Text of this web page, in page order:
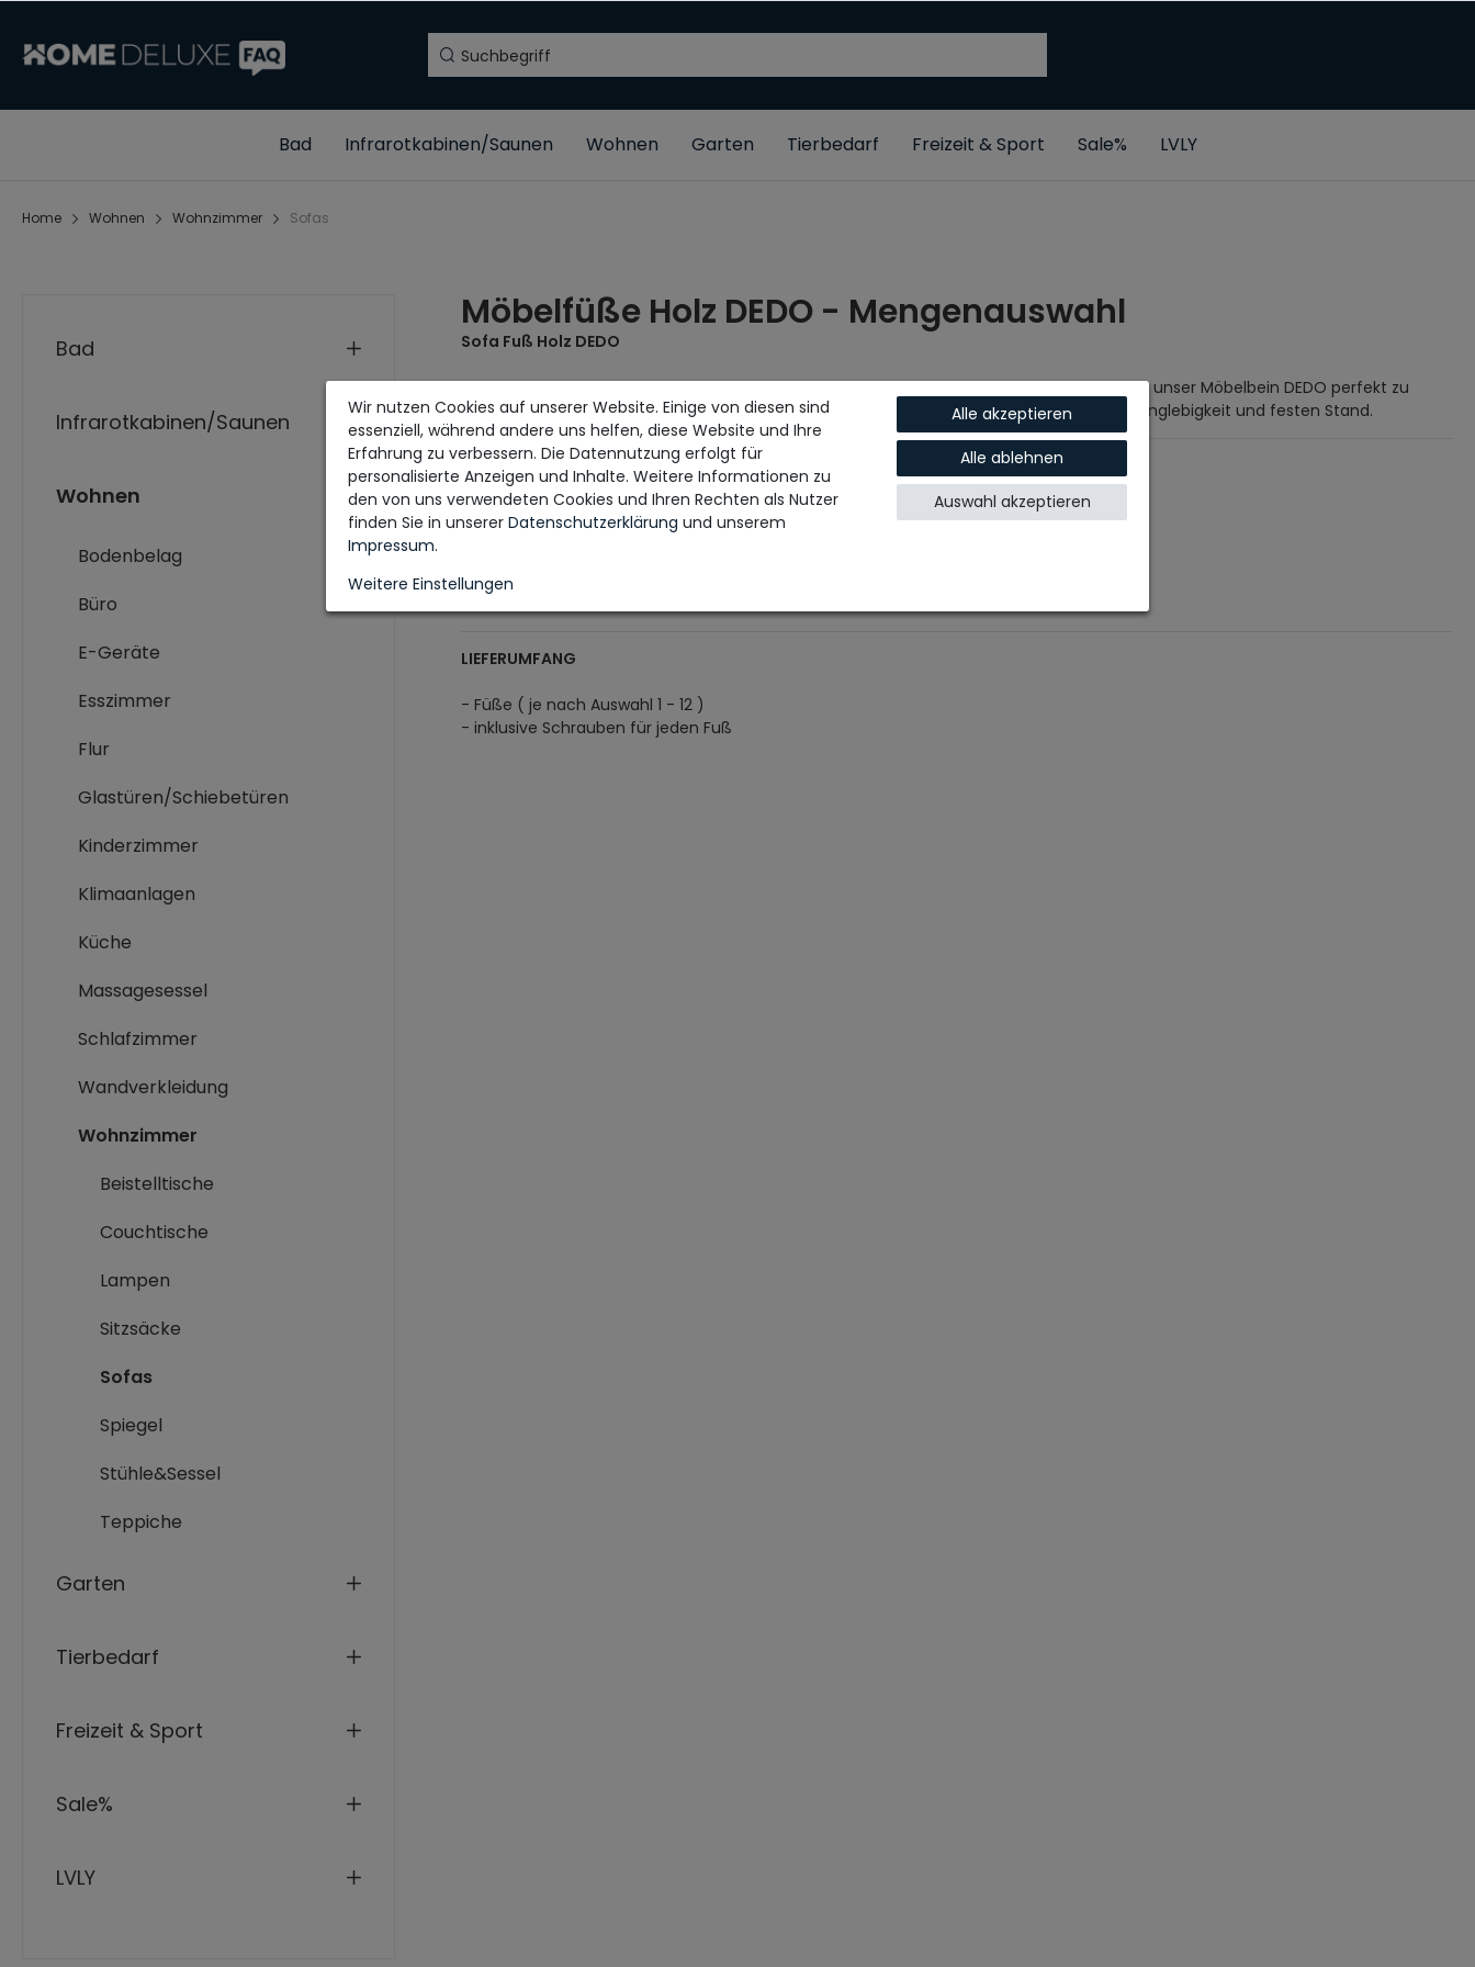
Bad Infrarotkabinen/Saunen Wohnen Garten Tierbedarf Freizeit & Sport Sale% LVLY
Home Wohnen Wohnzimmer Sofas
Bad
Infrarotkabinen/Saunen
Wohnen
Bodenbelag
Büro
E-Geräte
Esszimmer
Flur
Glastüren/Schiebetüren
Kinderzimmer
Klimaanlagen
Küche
Massagesessel
Schlafzimmer
Wandverkleidung
Wohnzimmer
Beistelltische
Couchtische
Lampen
Sitzsäcke
Sofas
Spiegel
Stühle&Sessel
Teppiche
Garten
Tierbedarf
Freizeit & Sport
Sale%
LVLY
Möbelfüße Holz DEDO - Mengenauswahl
Sofa Fuß Holz DEDO
Mit kegelförmigen Linien und einer schmalen Silhouette im skandinavischen Design, passt unser Möbelbein DEDO perfekt zu
unserem Sofa ROM sowie auch zu anderen beliebigen Sofas. Das robuste Holz sorgt für Langlebigkeit und festen Stand.
PRODUKTBESCHREIBUNG
- Material Fuß: Kautschukholz
- Material Bodenschoner: Filz
- Funktionen: Für Sofa ROM oder andere Sofas geeignet
LIEFERUMFANG
- Füße ( je nach Auswahl 1 - 12 )
- inklusive Schrauben für jeden Fuß
Wir nutzen Cookies auf unserer Website. Einige von diesen sind
essenziell, während andere uns helfen, diese Website und Ihre
Erfahrung zu verbessern. Die Datennutzung erfolgt für
personalisierte Anzeigen und Inhalte. Weitere Informationen zu
den von uns verwendeten Cookies und Ihren Rechten als Nutzer
finden Sie in unserer Daten­schutz­erklärung und unserem
Impressum.
Weitere Einstellungen
Alle akzeptieren
Alle ablehnen
Auswahl akzeptieren